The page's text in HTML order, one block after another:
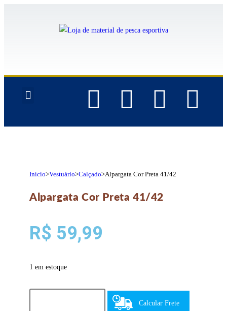
Início>Vestuário>Calçado>Alpargata Cor Preta 41/42
Alpargata Cor Preta 41/42
R$ 59,99
1 em estoque
Calcular Frete